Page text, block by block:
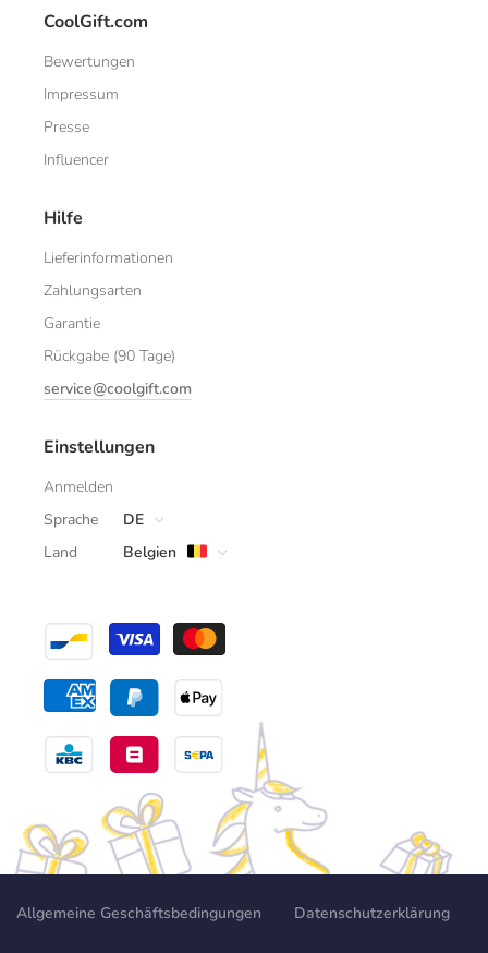
CoolGift.com
Bewertungen
Impressum
Presse
Influencer
Hilfe
Lieferinformationen
Zahlungsarten
Garantie
Rückgabe (90 Tage)
service@coolgift.com
Einstellungen
Anmelden
Sprache
DE
Land
Belgien
Allgemeine Geschäftsbedingungen Datenschutzerklärung